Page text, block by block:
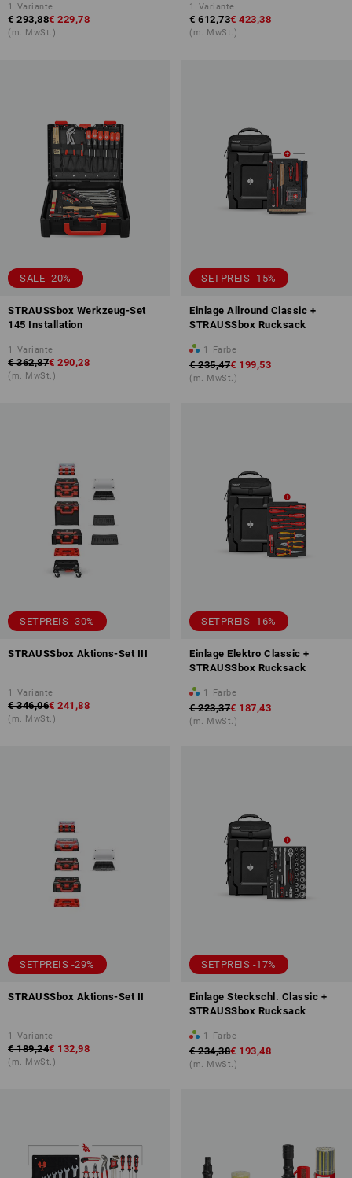
1 Variante
€ 293,88€ 229,78
(m. MwSt.)
1 Variante
€ 612,73€ 423,38
(m. MwSt.)
SALE -20%
STRAUSSbox Werkzeug-Set
145 Installation
1 Variante
€ 362,87€ 290,28
(m. MwSt.)
SETPREIS -15%
Einlage Allround Classic +
STRAUSSbox Rucksack
1 Farbe
€ 235,47€ 199,53
(m. MwSt.)
SETPREIS -30%
STRAUSSbox Aktions-Set III
1 Variante
€ 346,06€ 241,88
(m. MwSt.)
SETPREIS -16%
Einlage Elektro Classic +
STRAUSSbox Rucksack
1 Farbe
€ 223,37€ 187,43
(m. MwSt.)
SETPREIS -29%
STRAUSSbox Aktions-Set II
1 Variante
€ 189,24€ 132,98
(m. MwSt.)
SETPREIS -17%
Einlage Steckschl. Classic +
STRAUSSbox Rucksack
1 Farbe
€ 234,38€ 193,48
(m. MwSt.)